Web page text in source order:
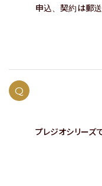
申込、契約は郵
A
はい、お申込、契
Q
プレジオシリーズ